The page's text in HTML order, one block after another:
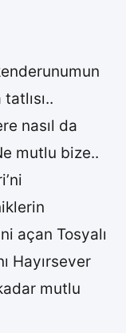
nasıl da
mutlu bize..
açan Tosyalı
Hayırsever
mutlu